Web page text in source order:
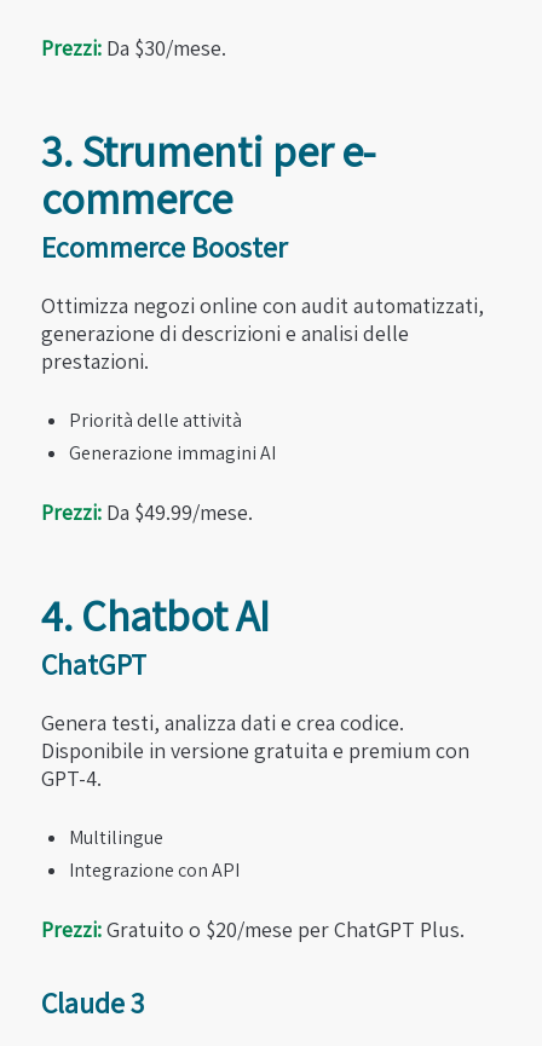
Prezzi:Da $30/mese.
3. Strumenti per e-
commerce
Ecommerce Booster
Ottimizza negozi online con audit automatizzati,
generazione di descrizioni e analisi delle
prestazioni.
Priorità delle attività
Generazione immagini AI
Prezzi:Da $49.99/mese.
4. Chatbot AI
ChatGPT
Genera testi, analizza dati e crea codice.
Disponibile in versione gratuita e premium con
GPT-4.
Multilingue
Integrazione con API
Prezzi:Gratuito o $20/mese per ChatGPT Plus.
Claude 3